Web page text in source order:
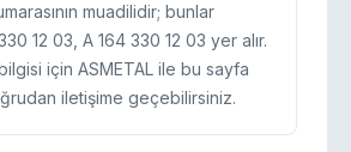
muadilidir; bunlar
12 03, A 164 330 12 03 yer alır.
için ASMETAL ile bu sayfa
iletişime geçebilirsiniz.